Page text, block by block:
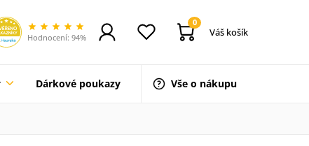
Hodnocení: 94%
0
Váš košík
Dárkové poukazy Vše o nákupu